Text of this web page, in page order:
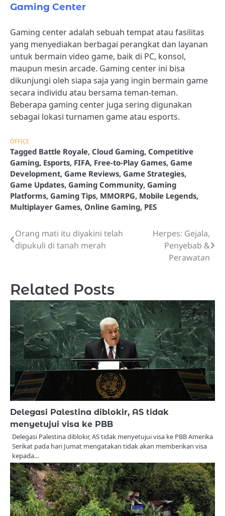
Gaming Center
Gaming center adalah sebuah tempat atau fasilitas
yang menyediakan berbagai perangkat dan layanan
untuk bermain video game, baik di PC, konsol,
maupun mesin arcade. Gaming center ini bisa
dikunjungi oleh siapa saja yang ingin bermain game
secara individu atau bersama teman-teman.
Beberapa gaming center juga sering digunakan
sebagai lokasi turnamen game atau esports.
OFFICE
Tagged Battle Royale, Cloud Gaming, Competitive
Gaming, Esports, FIFA, Free-to-Play Games, Game
Development, Game Reviews, Game Strategies,
Game Updates, Gaming Community, Gaming
Platforms, Gaming Tips, MMORPG, Mobile Legends,
Multiplayer Games, Online Gaming, PES
Post
navigation
Orang mati itu diyakini telah
dipukuli di tanah merah
Herpes: Gejala,
Penyebab &
Perawatan
Related Posts
Delegasi Palestina diblokir, AS tidak
menyetujui visa ke PBB
Delegasi Palestina diblokir, AS tidak menyetujui visa ke PBB Amerika
Serikat pada hari Jumat mengatakan tidak akan memberikan visa
kepada…